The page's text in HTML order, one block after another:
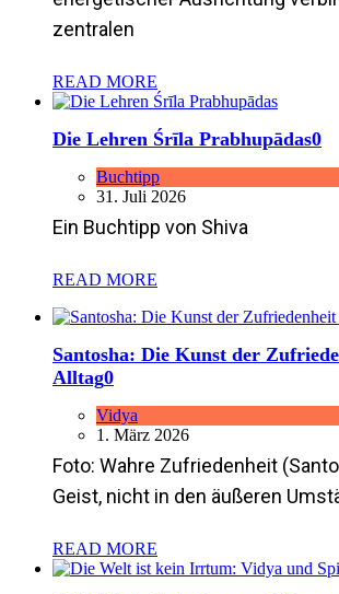
zentralen
READ MORE
Die Lehren Śrīla Prabhupādas0
Buchtipp
31. Juli 2026
Ein Buchtipp von Shiva
READ MORE
Santosha: Die Kunst der
Alltag0
Vidya
1. März 2026
Foto: Wahre Zufriedenheit
Geist, nicht in den äußeren
READ MORE